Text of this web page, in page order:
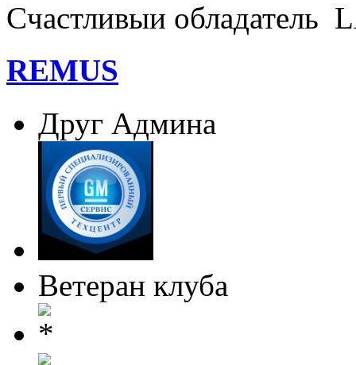
Cчастливыи
REMUS
Друг Админа
Ветеран клуба